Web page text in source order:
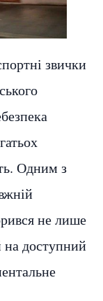
звички
Одним з
не лише
на доступний